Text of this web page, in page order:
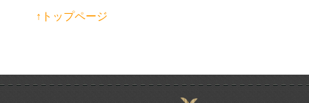
↑トップページ